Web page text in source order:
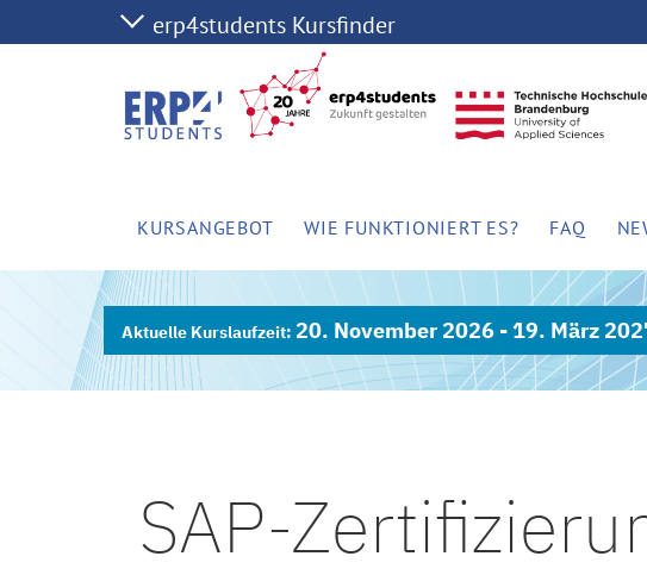
KURSANGEBOT WIE FUNKTIONIERT ES? FAQ
20. November 2026 - 19. März
SAP-